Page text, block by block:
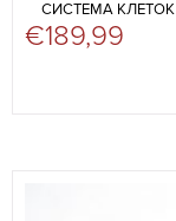
СИСТЕМА КЛЕТОК
€189,99